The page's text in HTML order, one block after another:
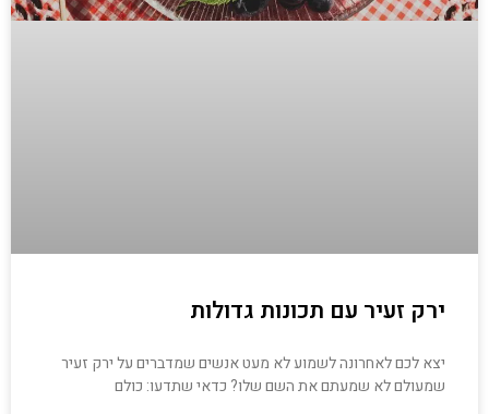
ירק זעיר עם תכונות גדולות
יצא לכם לאחרונה לשמוע לא מעט אנשים שמדברים על ירק זעיר
שמעולם לא שמעתם את השם שלו? כדאי שתדעו: כולם